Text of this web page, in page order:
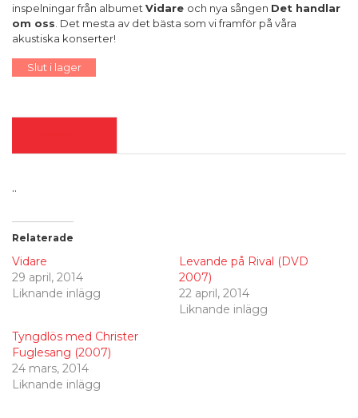
inspelningar från albumet Vidare och nya sången Det handlar
om oss . Det mesta av det bästa som vi framför på våra
akustiska konserter!
Slut i lager
..
Relaterade
Vidare
29 april, 2014
Liknande inlägg
Levande på Rival (DVD
2007)
22 april, 2014
Liknande inlägg
Tyngdlös med Christer
Fuglesang (2007)
24 mars, 2014
Liknande inlägg